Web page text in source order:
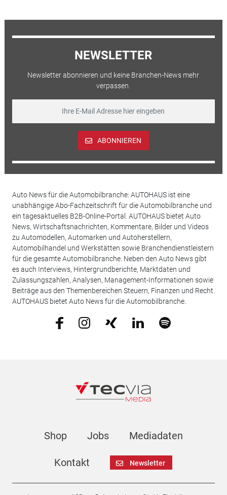
NEWSLETTER
Newsletter abonnieren und keine Branchen-News mehr
verpassen.
ABONNIEREN
Auto News für die Automobilbranche: AUTOHAUS ist eine
unabhängige Abo-Fachzeitschrift für die Automobilbranche und
ein tagesaktuelles B2B-Online-Portal. AUTOHAUS bietet Auto
News, Wirtschaftsnachrichten, Kommentare, Bilder und Videos
zu Automodellen, Automarken und Autoherstellern,
Automobilhandel und Werkstätten sowie Branchendienstleistern
für die gesamte Automobilbranche. Neben den Auto News gibt
es auch Interviews, Hintergrundberichte, Marktdaten und
Zulassungszahlen, Analysen, Management-Informationen sowie
Beiträge aus den Themenbereichen Steuern, Finanzen und Recht.
AUTOHAUS bietet Auto News für die Automobilbranche.
Shop Jobs Mediadaten
Kontakt Newsletter